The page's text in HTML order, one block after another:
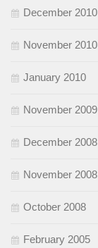
December 2010
November 2010
January 2010
November 2009
December 2008
November 2008
October 2008
February 2005